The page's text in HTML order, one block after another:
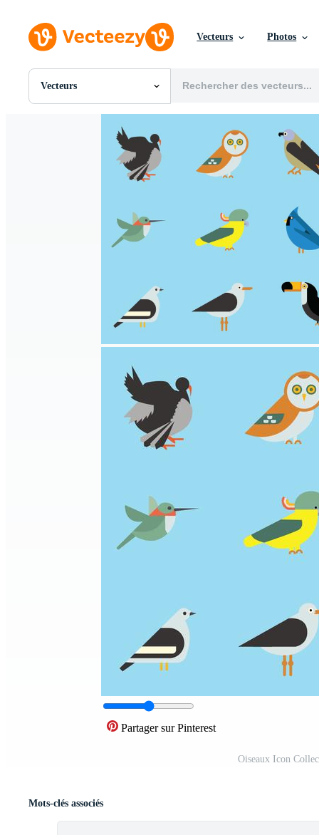
Vecteurs Photos
Vecteurs
Toutes Images
Motion graphics
Images Éditoriales
Événements Éditoriaux
Partager sur Pinterest
Oiseaux Icon
Mots-clés associés